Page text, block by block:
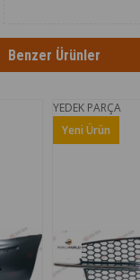
Benzer Ürünler
YEDEK PARÇA